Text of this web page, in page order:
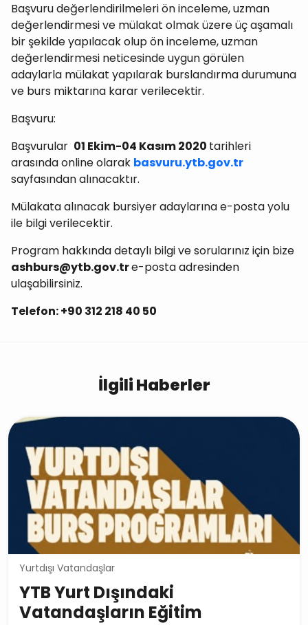
Başvuru değerlendirilmeleri ön inceleme, uzman
değerlendirmesi ve mülakat olmak üzere üç aşamalı
bir şekilde yapılacak olup ön inceleme, uzman
değerlendirmesi neticesinde uygun görülen
adaylarla mülakat yapılarak burslandırma durumuna
ve burs miktarına karar verilecektir.
Başvuru:
Başvurular 01 Ekim-04 Kasım 2020 tarihleri
arasında online olarak basvuru.ytb.gov.tr
sayfasından alınacaktır.
Mülakata alınacak bursiyer adaylarına e-posta yolu
ile bilgi verilecektir.
Program hakkında detaylı bilgi ve sorularınız için bize
ashburs@ytb.gov.tre-posta adresinden
ulaşabilirsiniz.
Telefon: +90 312 218 40 50
İlgili Haberler
Yurtdışı Vatandaşlar
YTB Yurt Dışındaki
Vatandaşların Eğitim